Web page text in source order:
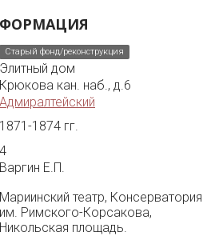
Старый фонд/реконструкция
Элитный дом
Крюкова кан. наб., д.6
Адмиралтейский
1871-1874 гг.
4
Варгин Е.П.
Мариинский театр, Консерватория
им. Римского-Корсакова,
Никольская площадь.